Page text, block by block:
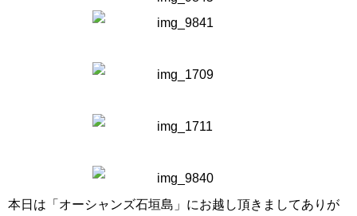
本日は「オーシャンズ石垣島」にお越し頂きましてありが